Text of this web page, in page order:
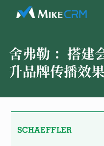
舍弗勒 ： 搭建
升品牌传播效果